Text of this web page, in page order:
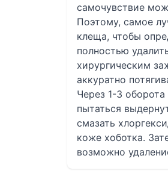
самочувствие
Поэтому, самое
клеща, чтобы
полностью
хирургическим
аккуратно
Через 1-3
пытаться
смазать
коже хоботка.
возможно